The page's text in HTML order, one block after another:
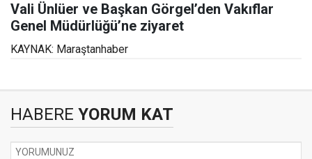
Vali Ünlüer ve Başkan Görgel’den Vakıflar
Genel Müdürlüğü’ne ziyaret
KAYNAK: Maraştanhaber
HABERE YORUM KAT